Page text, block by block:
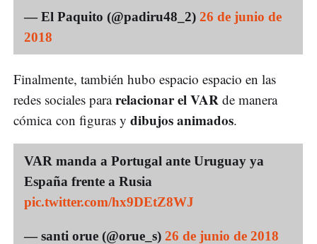
— El Paquito (@padiru48_2) 26 de junio de
2018
Finalmente, también hubo espacio espacio en las
redes sociales pararelacionar el VAR de manera
cómica con figuras y dibujos animados.
VAR manda a Portugal ante Uruguay ya
España frente a Rusia
pic.twitter.com/hx9DEtZ8WJ
— santi orue (@orue_s) 26 de junio de 2018